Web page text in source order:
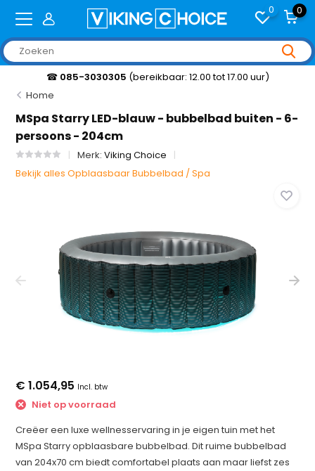
0 0
☎ 085-3030305 (bereikbaar: 12.00 tot 17.00 uur)
Home
MSpa Starry LED-blauw - bubbelbad buiten - 6-
persoons - 204cm
Merk:Viking Choice
Bekijk alles Opblaasbaar Bubbelbad / Spa
€ 1.054,95 Incl. btw
Niet op voorraad
Creëer een luxe wellnesservaring in je eigen tuin met het
MSpa Starry opblaasbare bubbelbad. Dit ruime bubbelbad
van 204x70 cm biedt comfortabel plaats aan maar liefst zes